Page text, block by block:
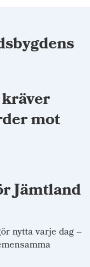
mot
Jämtland
nytta varje dag –